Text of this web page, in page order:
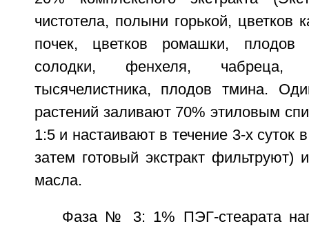
чистотела, полыни горькой, цветков
почек, цветков ромашки, плодов
солодки, фенхеля, чабреца,
тысячелистника, плодов тмина.
растений заливают 70% этиловым
1:5 и настаивают в течение 3-х
затем готовый экстракт фильтруют)
масла.
Фаза № 3: 1% ПЭГ-стеарата